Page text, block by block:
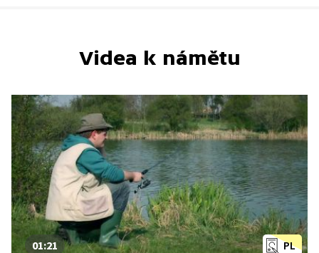
Videa k námětu
PL
01:21